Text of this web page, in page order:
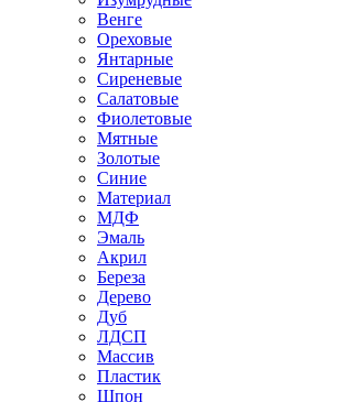
Венге
Ореховые
Янтарные
Сиреневые
Салатовые
Фиолетовые
Мятные
Золотые
Синие
Материал
МДФ
Эмаль
Акрил
Береза
Дерево
Дуб
ЛДСП
Массив
Пластик
Шпон